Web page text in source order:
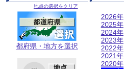
地点の選択をクリア
都府県・地方を選択
2026年
2025年
2024年
2023年
2022年
2021年
2020年